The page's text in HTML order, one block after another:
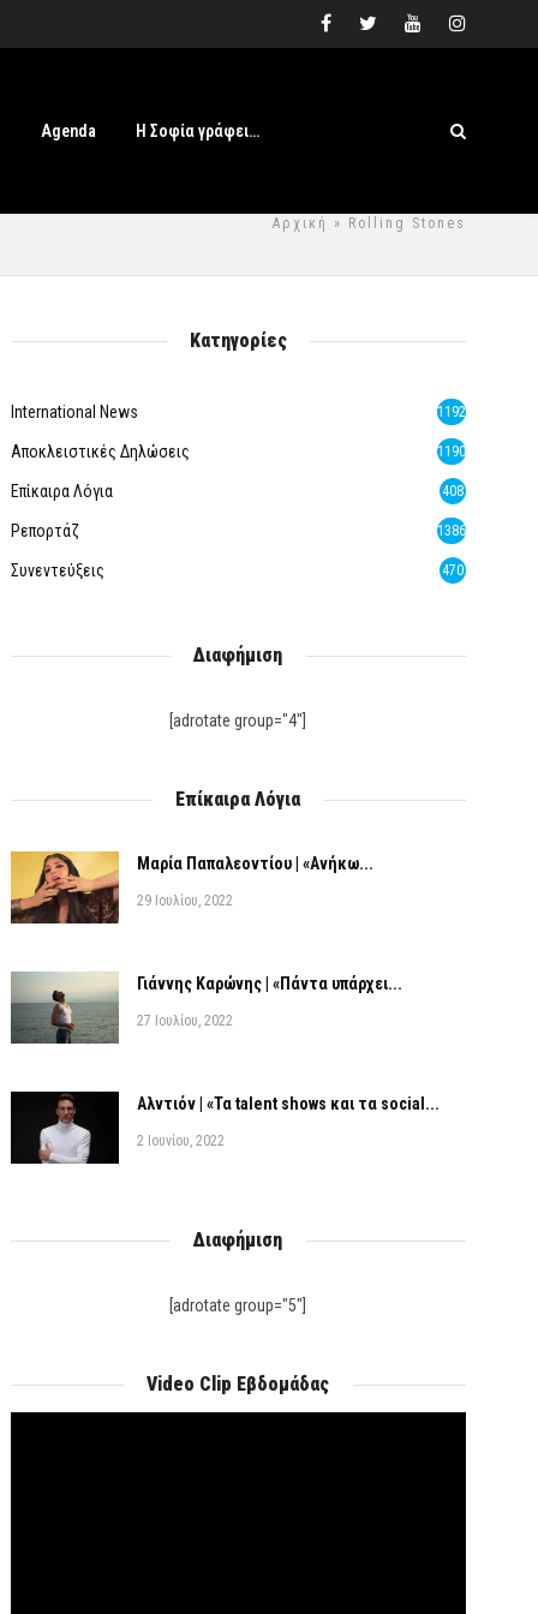
Agenda Η Σοφία γράφει…
Αρχική » Rolling Stones
Κατηγορίες
International News 1192
Αποκλειστικές Δηλώσεις 1190
Επίκαιρα Λόγια 408
Ρεπορτάζ 1386
Συνεντεύξεις 470
Διαφήμιση
[adrotate group="4"]
Επίκαιρα Λόγια
Μαρία Παπαλεοντίου | «Ανήκω...
29 Ιουλίου, 2022
Γιάννης Καρώνης | «Πάντα υπάρχει...
27 Ιουλίου, 2022
Αλντιόν | «Τα talent shows και τα social...
2 Ιουνίου, 2022
Διαφήμιση
[adrotate group="5"]
Video Clip Εβδομάδας